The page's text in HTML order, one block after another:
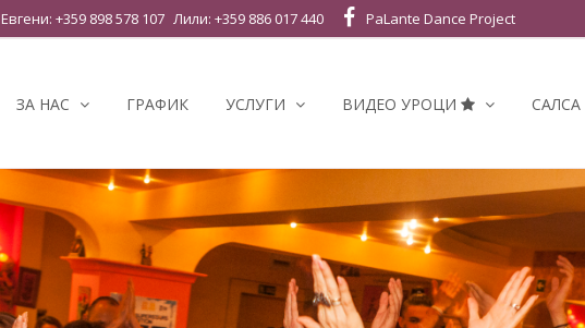
Евгени: +359 898 578 107 Лили: +359 886 017 440 PaLante Dance Project
ЗА НАС ГРАФИК УСЛУГИ ВИДЕО УРОЦИ САЛСА